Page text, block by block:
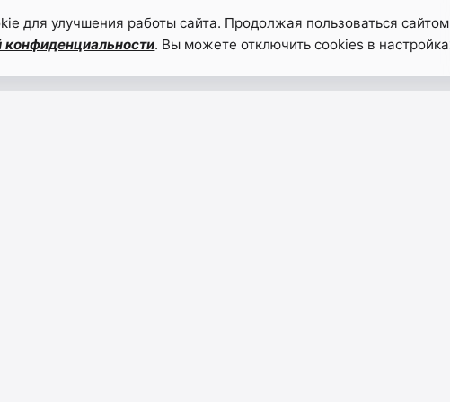
для улучшения работы сайта. Продолжая пользоваться
конфиденциальности. Вы можете отключить cookies в